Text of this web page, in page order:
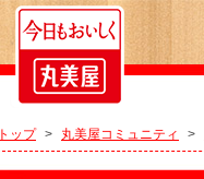
トップ > 丸美屋コミュニティ >